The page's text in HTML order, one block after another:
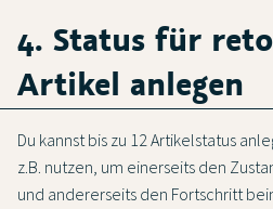
4. Status für
Artikel anlegen
Du kannst bis zu 12 Artikelstatus
z.B. nutzen, um einerseits den
und andererseits den Fortschritt